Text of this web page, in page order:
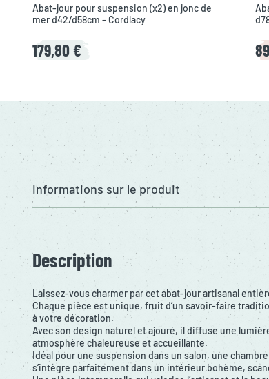
Abat-jour pour suspension (x2) en jonc de
mer d42/d58cm - Cordlacy
179,80 €
Informations sur le produit
Description
Laissez-vous charmer par cet abat-jour artisanal
Chaque pièce est unique, fruit d’un savoir-faire
à votre décoration.
Avec son design naturel et ajouré, il diffuse une
atmosphère chaleureuse et accueillante.
Idéal pour une suspension dans un salon, une
s’intègre parfaitement dans un intérieur bohème,